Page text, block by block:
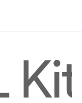
。 目录1. 为什